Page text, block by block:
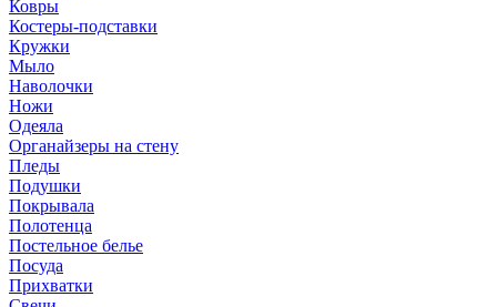
Ковры
Костеры-подставки
Кружки
Мыло
Наволочки
Ножи
Одеяла
Органайзеры на стену
Пледы
Подушки
Покрывала
Полотенца
Постельное белье
Посуда
Прихватки